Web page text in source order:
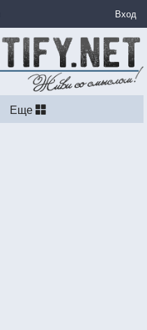
Вход
Еще